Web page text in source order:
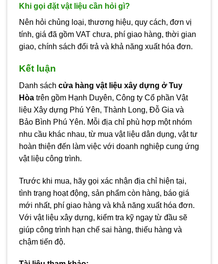
Khi gọi đặt vật liệu cần hỏi gì?
Nên hỏi chủng loại, thương hiệu, quy cách, đơn vị
tính, giá đã gồm VAT chưa, phí giao hàng, thời gian
giao, chính sách đổi trả và khả năng xuất hóa đơn.
Kết luận
Danh sách cửa hàng vật liệu xây dựng ở Tuy
Hòa trên gồm Hạnh Duyên, Công ty Cổ phần Vật
liệu Xây dựng Phú Yên, Thành Long, Đỗ Gia và
Bảo Bình Phú Yên. Mỗi địa chỉ phù hợp một nhóm
nhu cầu khác nhau, từ mua vật liệu dân dụng, vật tư
hoàn thiện đến làm việc với doanh nghiệp cung ứng
vật liệu công trình.
Trước khi mua, hãy gọi xác nhận địa chỉ hiện tại,
tình trạng hoạt động, sản phẩm còn hàng, báo giá
mới nhất, phí giao hàng và khả năng xuất hóa đơn.
Với vật liệu xây dựng, kiểm tra kỹ ngay từ đầu sẽ
giúp công trình hạn chế sai hàng, thiếu hàng và
chậm tiến độ.